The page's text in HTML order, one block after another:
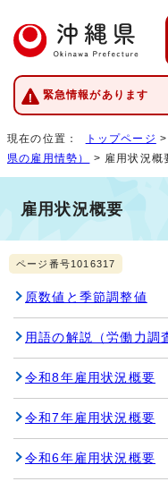
緊急情報があります
現在の位置： トップページ >
県の雇用情勢）
> 雇用状況概
雇用状況概要
ページ番号1016317
原数値と季節調整値
用語の解説（労働力調
令和8年雇用状況概要
令和7年雇用状況概要
令和6年雇用状況概要